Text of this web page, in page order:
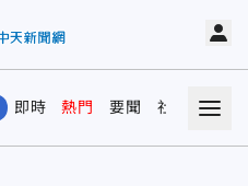
即時 熱門 要聞 社會 娛樂